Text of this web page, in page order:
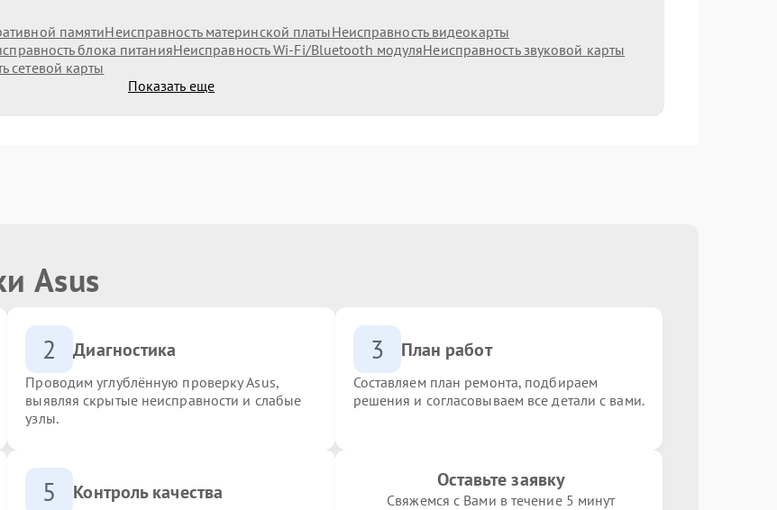
памятиНеисправность материнской платыНеисправность видеокарты
блока питанияНеисправность Wi-Fi/Bluetooth модуляНеисправность звуковой карты
сетевой карты
Показать еще
Asus
2 Диагностика
Проводим углублённую проверку Asus,
выявляя скрытые неисправности и слабые
узлы.
3 План работ
Составляем план ремонта, подбираем
решения и согласовываем все детали с вами.
5 Контроль качества
Оставьте заявку
Свяжемся с Вами в течение 5 минут